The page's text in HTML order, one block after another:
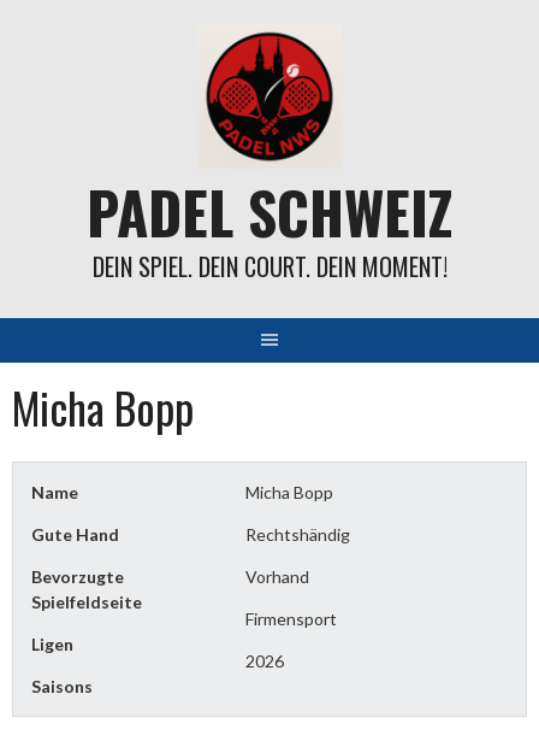
PADEL SCHWEIZ
DEIN SPIEL. DEIN COURT. DEIN MOMENT!
Micha Bopp
Name Micha Bopp
Gute Hand Rechtshändig
Bevorzugte
Spielfeldseite
Vorhand
Ligen
Firmensport
Saisons
2026